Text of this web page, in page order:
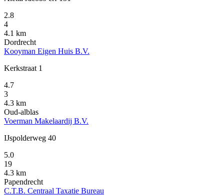
2.8
4
4.1 km
Dordrecht
Kooyman Eigen Huis B.V.
Kerkstraat 1
4.7
3
4.3 km
Oud-alblas
Voerman Makelaardij B.V.
IJspolderweg 40
5.0
19
4.3 km
Papendrecht
C.T.B. Centraal Taxatie Bureau